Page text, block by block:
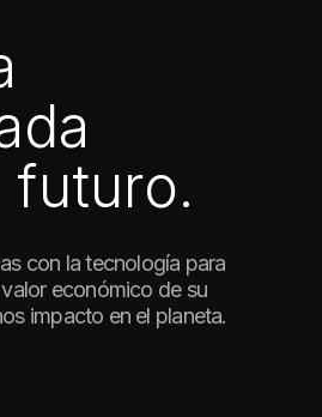
futuro.
con la tecnología para
económico de su
impacto en el planeta.